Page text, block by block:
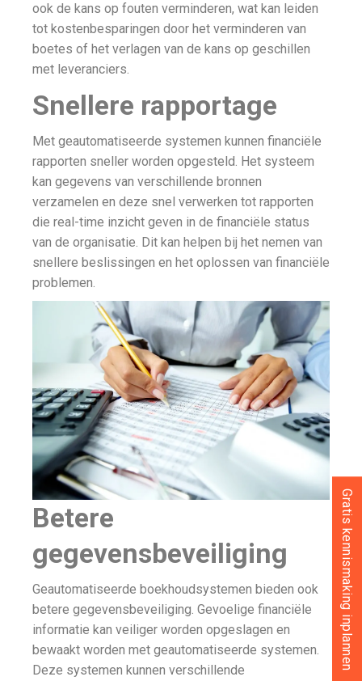
ook de kans op fouten verminderen, wat kan leiden
tot kostenbesparingen door het verminderen van
boetes of het verlagen van de kans op geschillen
met leveranciers.
Snellere rapportage
Met geautomatiseerde systemen kunnen financiële
rapporten sneller worden opgesteld. Het systeem
kan gegevens van verschillende bronnen
verzamelen en deze snel verwerken tot rapporten
die real-time inzicht geven in de financiële status
van de organisatie. Dit kan helpen bij het nemen van
snellere beslissingen en het oplossen van financiële
problemen.
Betere
gegevensbeveiliging
Geautomatiseerde boekhoudsystemen bieden ook
betere gegevensbeveiliging. Gevoelige financiële
informatie kan veiliger worden opgeslagen en
bewaakt worden met geautomatiseerde systemen.
Deze systemen kunnen verschillende
Gratis kennismaking inplannen